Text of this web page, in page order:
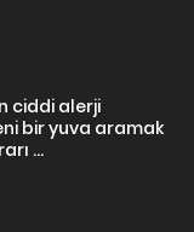
ciddi alerji
bir yuva aramak
...